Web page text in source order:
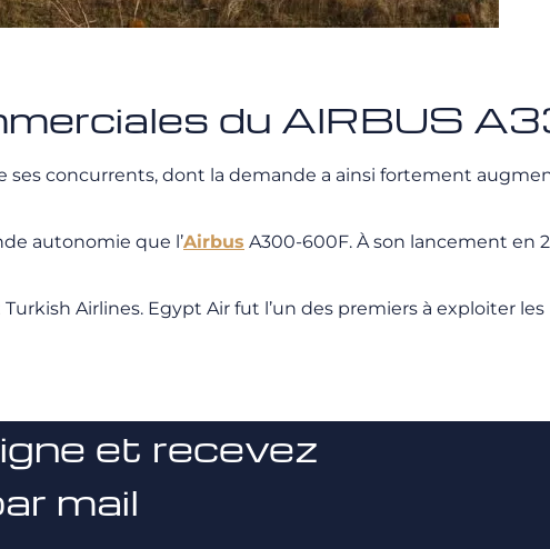
du AIRBUS
ses concurrents, dont la demande a ainsi fortement
autonomie que l’Airbus A300-600F. À son lancement en
Airlines. Egypt Air fut l’un des premiers à exploiter
et recevez
mail